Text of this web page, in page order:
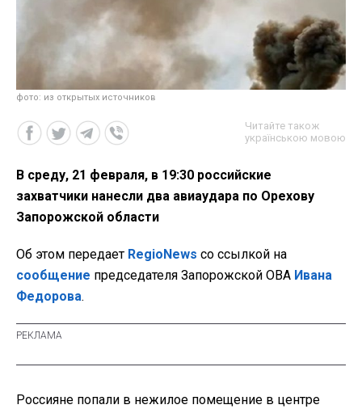
фото: из открытых источников
Читайте також
українською мовою
В среду, 21 февраля, в 19:30 российские
захватчики нанесли два авиаудара по Орехову
Запорожской области
Об этом передает RegioNews со ссылкой на
сообщение председателя Запорожской ОВА Ивана
Федорова.
Россияне попали в нежилое помещение в центре